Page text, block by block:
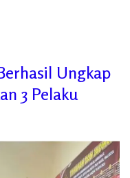
Ungkap
3 Pelaku